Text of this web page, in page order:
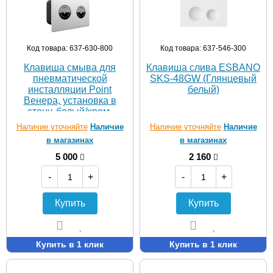
Код товара: 637-630-800
Клавиша смыва для
пневматической
инсталляции Point
Венера, установка в
стену, белый/хром,
PN44072WC
Наличие уточняйте Наличие
в магазинах
5 000
-
+
Купить
Купить в 1 клик
Код товара: 637-546-300
Клавиша слива ESBANO
SKS-48GW (Глянцевый
белый)
Наличие уточняйте Наличие
в магазинах
2 160
-
+
Купить
Купить в 1 клик